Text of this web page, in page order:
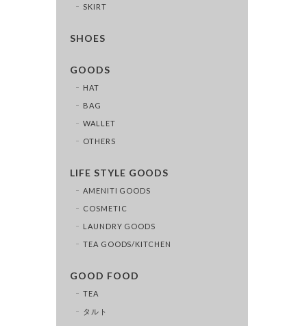
SKIRT
SHOES
GOODS
HAT
BAG
WALLET
OTHERS
LIFE STYLE GOODS
AMENITI GOODS
COSMETIC
LAUNDRY GOODS
TEA GOODS/KITCHEN
GOOD FOOD
TEA
タルト